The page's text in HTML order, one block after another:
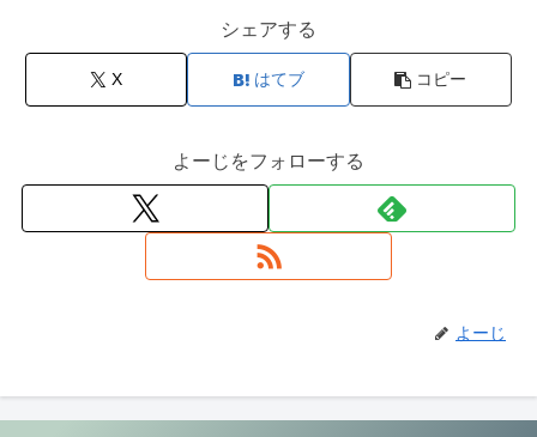
シェアする
X はてブ コピー
よーじをフォローする
よーじ